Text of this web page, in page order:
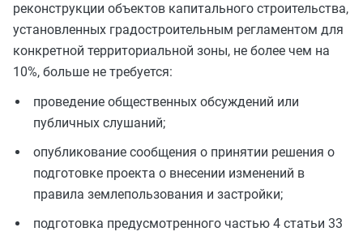
реконструкции объектов капитального строительства,
установленных градостроительным регламентом для
конкретной территориальной зоны, не более чем на
10%, больше не требуется:
проведение общественных обсуждений или
публичных слушаний;
опубликование сообщения о принятии решения о
подготовке проекта о внесении изменений в
правила землепользования и застройки;
подготовка предусмотренного частью 4 статьи 33